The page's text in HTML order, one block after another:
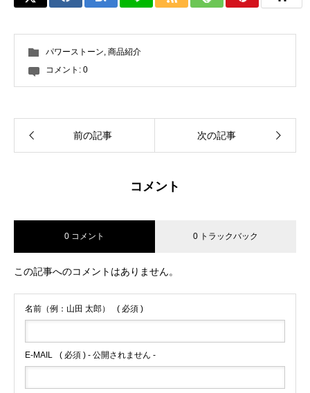
パワーストーン 商品紹介
コメント: 0
前の記事 次の記事
コメント
0 コメント 0 トラックバック
この記事へのコメントはありません。
名前（例：山田 太郎） ( 必須 )
E-MAIL ( 必須 ) - 公開されません -